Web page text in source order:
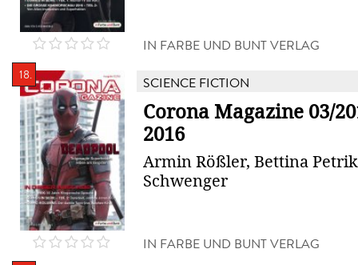
IN FARBE UND BUNT VERLAG
18. SCIENCE FICTION
Corona Magazine 03/
2016
Armin Rößler, Bettina
Schwenger
IN FARBE UND BUNT VERLAG